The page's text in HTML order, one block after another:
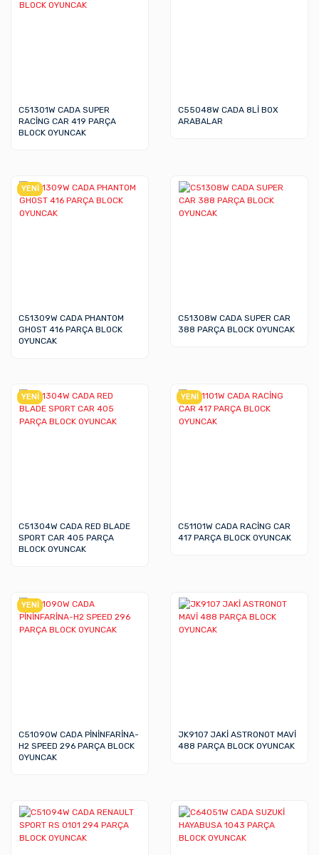
C51301W CADA SUPER
RACİNG CAR 419 PARÇA
BLOCK OYUNCAK
C55048W CADA 8Lİ BOX
ARABALAR
YENİ
C51309W CADA PHANTOM
GHOST 416 PARÇA BLOCK
OYUNCAK
C51308W CADA SUPER CAR
388 PARÇA BLOCK OYUNCAK
YENİ
C51304W CADA RED BLADE
SPORT CAR 405 PARÇA
BLOCK OYUNCAK
YENİ
C51101W CADA RACİNG CAR
417 PARÇA BLOCK OYUNCAK
YENİ
C51090W CADA PİNİNFARİNA-
H2 SPEED 296 PARÇA BLOCK
OYUNCAK
JK9107 JAKİ ASTRONOT MAVİ
488 PARÇA BLOCK OYUNCAK